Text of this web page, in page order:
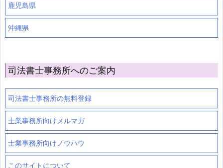
鹿児島県
沖縄県
司法書士事務所へのご案内
司法書士事務所の無料登録
士業事務所向けメルマガ
士業事務所向けノウハウ
このサイトについて